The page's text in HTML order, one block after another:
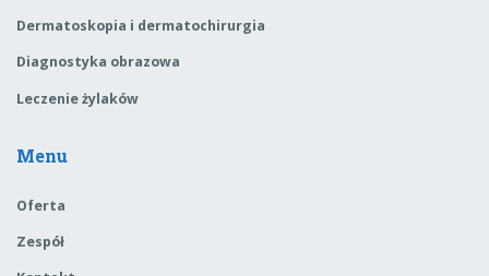
Dermatoskopia i dermatochirurgia
Diagnostyka obrazowa
Leczenie żylaków
Menu
Oferta
Zespół